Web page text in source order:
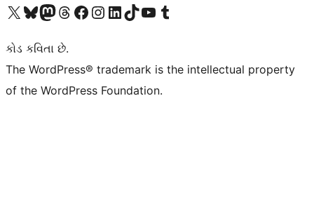
અમારા X (અગાઉ ટ્વિટર) એકાઉન્ટની મુલાકાત લોઅમારા Bluesky એકાઉન્ટની મુલાકાત લોઅમારા માસ્ટોડોન એકાઉન્ટની મુલાકાત લોઅમારા Threads એકાઉન્ટની મુલાકાત લો અમારા ફેસબુક પેજની મુલાકાત લોઅમારા ઇન્સ્ટાગ્રામ એકાઉન્ટની મુલાકાત લો અમારા LinkedIn એકાઉન્ટની મુલાકાત લોઅમારા TikTok એકાઉન્ટની મુલાકાત લોઅમારી YouTube ચેનલની મુલાકાત લો અમારા Tumblr એકાઉન્ટની મુલાકાત લો
કોડ કવિતા છે.
The WordPress® trademark is the intellectual property
of the WordPress Foundation.